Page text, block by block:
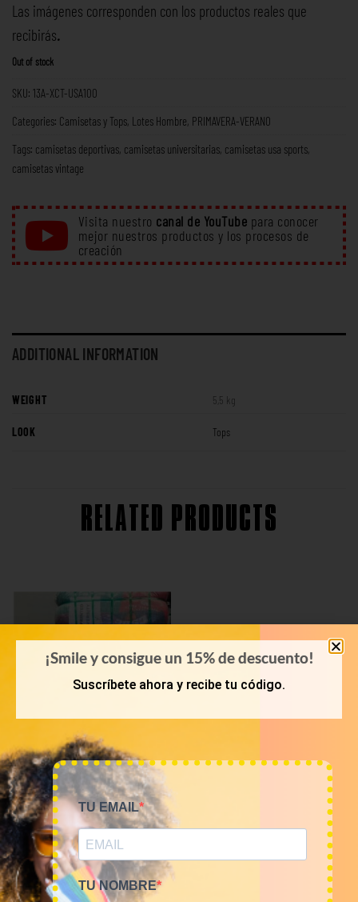
Las imágenes corresponden con los productos reales que
recibirás.
Out of stock
SKU: 13A-XCT-USA100
Categories: Camisetas y Tops Lotes Hombre PRIMAVERA-VERANO
Tags: camisetas deportivas camisetas universitarias camisetas usa sports
camisetas vintage
Visita nuestro canal de YouTube para conocer
mejor nuestros productos y los procesos de
creación
ADDITIONAL INFORMATION
WEIGHT 5,5 kg
LOOK Tops
RELATED PRODUCTS
PRIMAVERA-VERANO
Bala 45kg camisetas USA
Sports 16€/kg
720,00€ (sin IVA)
¡Smile y consigue un 15% de descuento!
Suscríbete ahora y recibe tu código.
TU EMAIL
TU NOMBRE